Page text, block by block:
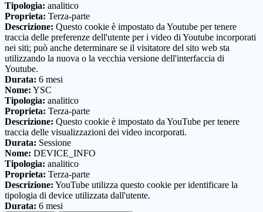
Tipologia: analitico
Proprieta: Terza-parte
Descrizione: Questo cookie è impostato da Youtube per tenere
traccia delle preferenze dell'utente per i video di Youtube incorporati
nei siti; può anche determinare se il visitatore del sito web sta
utilizzando la nuova o la vecchia versione dell'interfaccia di
Youtube.
Durata: 6 mesi
Nome: YSC
Tipologia: analitico
Proprieta: Terza-parte
Descrizione: Questo cookie è impostato da YouTube per tenere
traccia delle visualizzazioni dei video incorporati.
Durata: Sessione
Nome: DEVICE_INFO
Tipologia: analitico
Proprieta: Terza-parte
Descrizione: YouTube utilizza questo cookie per identificare la
tipologia di device utilizzata dall'utente.
Durata: 6 mesi